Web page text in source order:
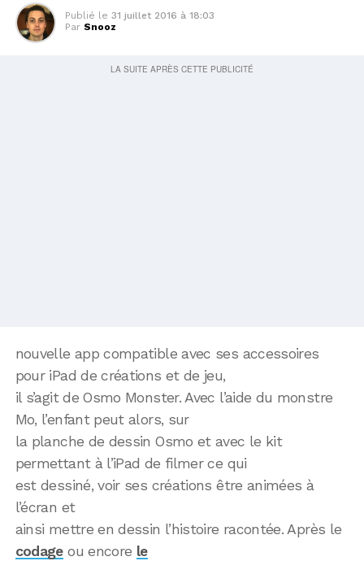
Publié le 31 juillet 2016 à 18:03
Par Snooz
nouvelle app compatible avec ses accessoires
pour iPad de créations et de jeu,
il s’agit de Osmo Monster. Avec l’aide du monstre
Mo, l’enfant peut alors, sur
la planche de dessin Osmo et avec le kit
permettant à l’iPad de filmer ce qui
est dessiné, voir ses créations être animées à
l’écran et
ainsi mettre en dessin l’histoire racontée. Après le
codageou encore le